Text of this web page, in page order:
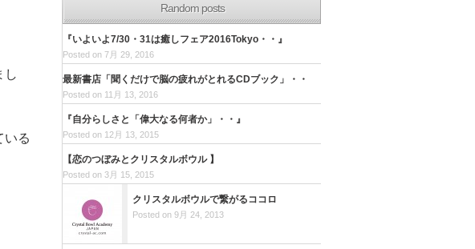
し
いる
Random posts
『いよいよ7/30・31は癒しフェア2016Tokyo・・』
Posted on 7月 29, 2016
最新書店「聞くだけで脳の疲れがとれるCDブック」・・
Posted on 11月 13, 2016
『自分らしさと「偉大なる何者か」・・』
Posted on 12月 13, 2015
【恋のつぼみとクリスタルボウル 】
Posted on 3月 15, 2015
クリスタルボウルで繋がるココロ
Posted on 9月 24, 2013